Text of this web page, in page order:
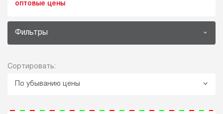
оптовые цены
Фильтры
Сортировать:
По убыванию цены